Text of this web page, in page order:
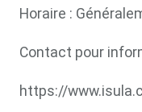
Horaire :
Contact pour
https://